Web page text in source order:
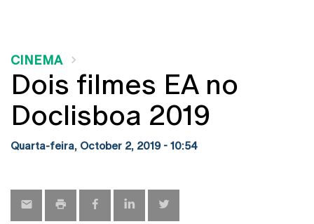
CINEMA
Dois filmes EA no
Doclisboa 2019
Quarta-feira, October 2, 2019 - 10:54